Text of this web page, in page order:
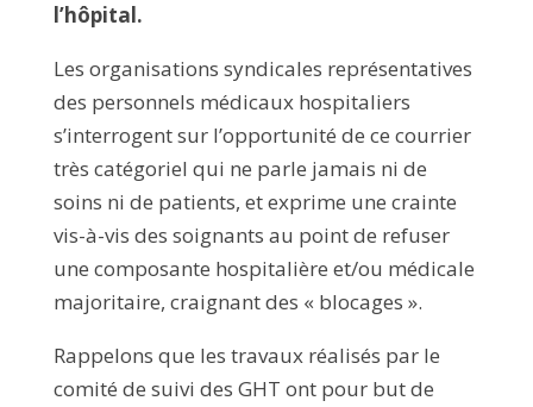
l’hôpital.
Les organisations syndicales représentatives
des personnels médicaux hospitaliers
s’interrogent sur l’opportunité de ce courrier
très catégoriel qui ne parle jamais ni de
soins ni de patients, et exprime une crainte
vis-à-vis des soignants au point de refuser
une composante hospitalière et/ou médicale
majoritaire, craignant des « blocages ».
Rappelons que les travaux réalisés par le
comité de suivi des GHT ont pour but de